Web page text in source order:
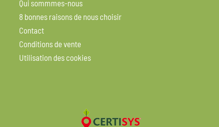
Qui sommmes-nous
8 bonnes raisons de nous choisir
Contact
Conditions de vente
Utilisation des cookies